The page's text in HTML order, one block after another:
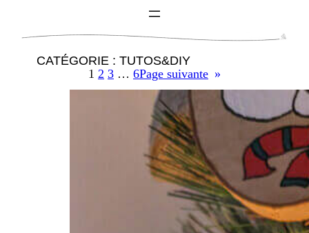
CATÉGORIE : TUTOS&DIY
1 2 3 … 6Page suivante »